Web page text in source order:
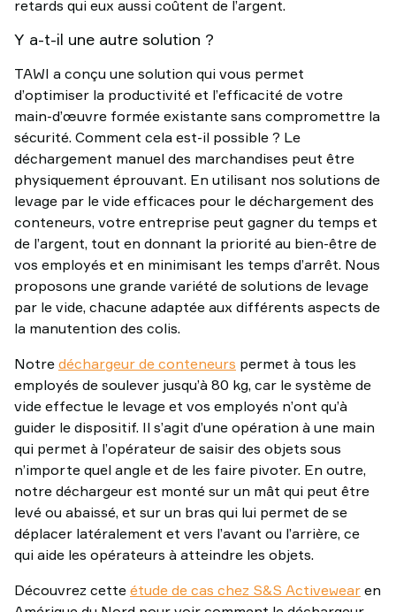
retards qui eux aussi coûtent de l’argent.
Y a-t-il une autre solution ?
TAWI a conçu une solution qui vous permet
d’optimiser la productivité et l’efficacité de votre
main-d’œuvre formée existante sans compromettre la
sécurité. Comment cela est-il possible ? Le
déchargement manuel des marchandises peut être
physiquement éprouvant. En utilisant nos solutions de
levage par le vide efficaces pour le déchargement des
conteneurs, votre entreprise peut gagner du temps et
de l’argent, tout en donnant la priorité au bien-être de
vos employés et en minimisant les temps d’arrêt. Nous
proposons une grande variété de solutions de levage
par le vide, chacune adaptée aux différents aspects de
la manutention des colis.
Notre déchargeur de conteneurs permet à tous les
employés de soulever jusqu’à 80 kg, car le système de
vide effectue le levage et vos employés n’ont qu’à
guider le dispositif. Il s’agit d’une opération à une main
qui permet à l’opérateur de saisir des objets sous
n’importe quel angle et de les faire pivoter. En outre,
notre déchargeur est monté sur un mât qui peut être
levé ou abaissé, et sur un bras qui lui permet de se
déplacer latéralement et vers l’avant ou l’arrière, ce
qui aide les opérateurs à atteindre les objets.
Découvrez cette étude de cas chez S&S Activewear en